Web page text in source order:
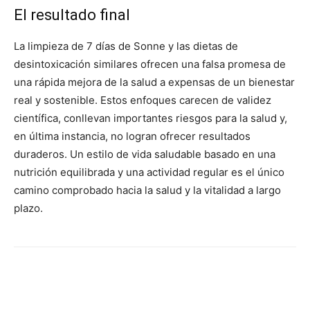
El resultado final
La limpieza de 7 días de Sonne y las dietas de
desintoxicación similares ofrecen una falsa promesa de
una rápida mejora de la salud a expensas de un bienestar
real y sostenible. Estos enfoques carecen de validez
científica, conllevan importantes riesgos para la salud y,
en última instancia, no logran ofrecer resultados
duraderos. Un estilo de vida saludable basado en una
nutrición equilibrada y una actividad regular es el único
camino comprobado hacia la salud y la vitalidad a largo
plazo.